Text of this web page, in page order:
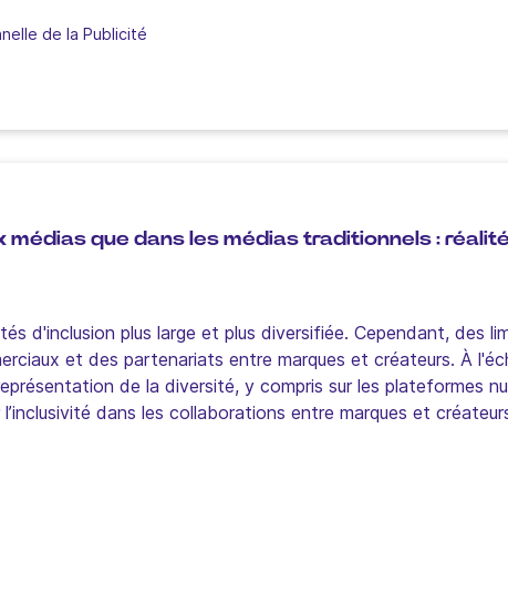
de la Publicité
que dans les médias traditionnels : réalité
d'inclusion plus large et plus diversifiée. Cependant, des
et des partenariats entre marques et créateurs. À
de la diversité, y compris sur les plateformes
dans les collaborations entre marques et